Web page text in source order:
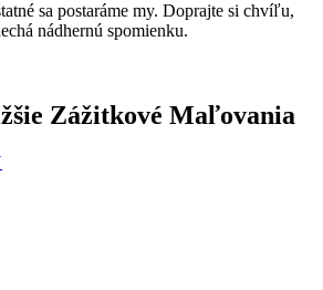
sa postaráme my. Doprajte si chvíľu,
nádhernú spomienku.
Zážitkové Maľovania